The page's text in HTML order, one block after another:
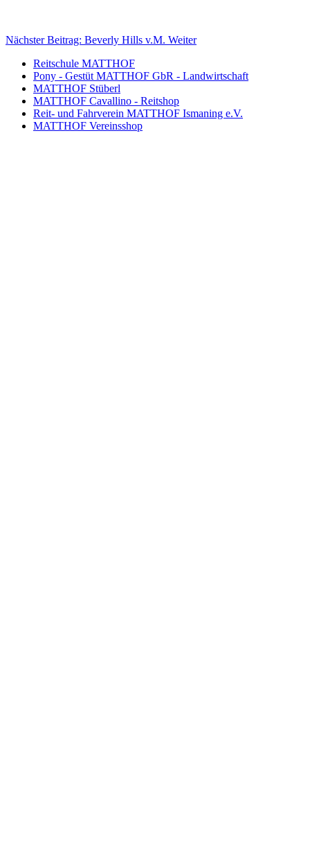
Nächster Beitrag: Beverly Hills v.M. Weiter
Reitschule MATTHOF
Pony - Gestüt MATTHOF GbR - Landwirtschaft
MATTHOF Stüberl
MATTHOF Cavallino - Reitshop
Reit- und Fahrverein MATTHOF Ismaning e.V.
MATTHOF Vereinsshop